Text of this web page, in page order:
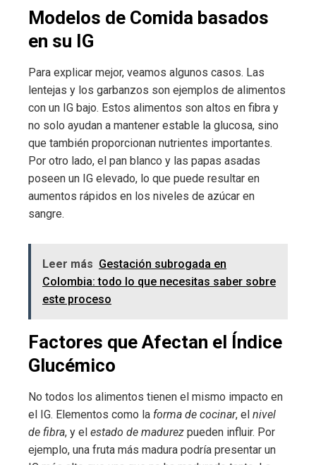
Modelos de Comida basados
en su IG
Para explicar mejor, veamos algunos casos. Las
lentejas y los garbanzos son ejemplos de alimentos
con un IG bajo. Estos alimentos son altos en fibra y
no solo ayudan a mantener estable la glucosa, sino
que también proporcionan nutrientes importantes.
Por otro lado, el pan blanco y las papas asadas
poseen un IG elevado, lo que puede resultar en
aumentos rápidos en los niveles de azúcar en
sangre.
Leer más Gestación subrogada en
Colombia: todo lo que necesitas saber sobre
este proceso
Factores que Afectan el Índice
Glucémico
No todos los alimentos tienen el mismo impacto en
el IG. Elementos como la forma de cocinar, el nivel
de fibra, y el estado de madurez pueden influir. Por
ejemplo, una fruta más madura podría presentar un